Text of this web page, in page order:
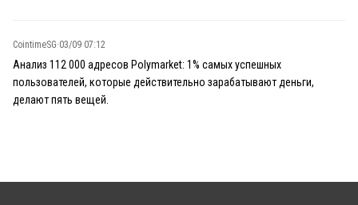
CointimeSG·03/09 07:12
Анализ 112 000 адресов Polymarket: 1% самых успешных
пользователей, которые действительно зарабатывают деньги,
делают пять вещей.